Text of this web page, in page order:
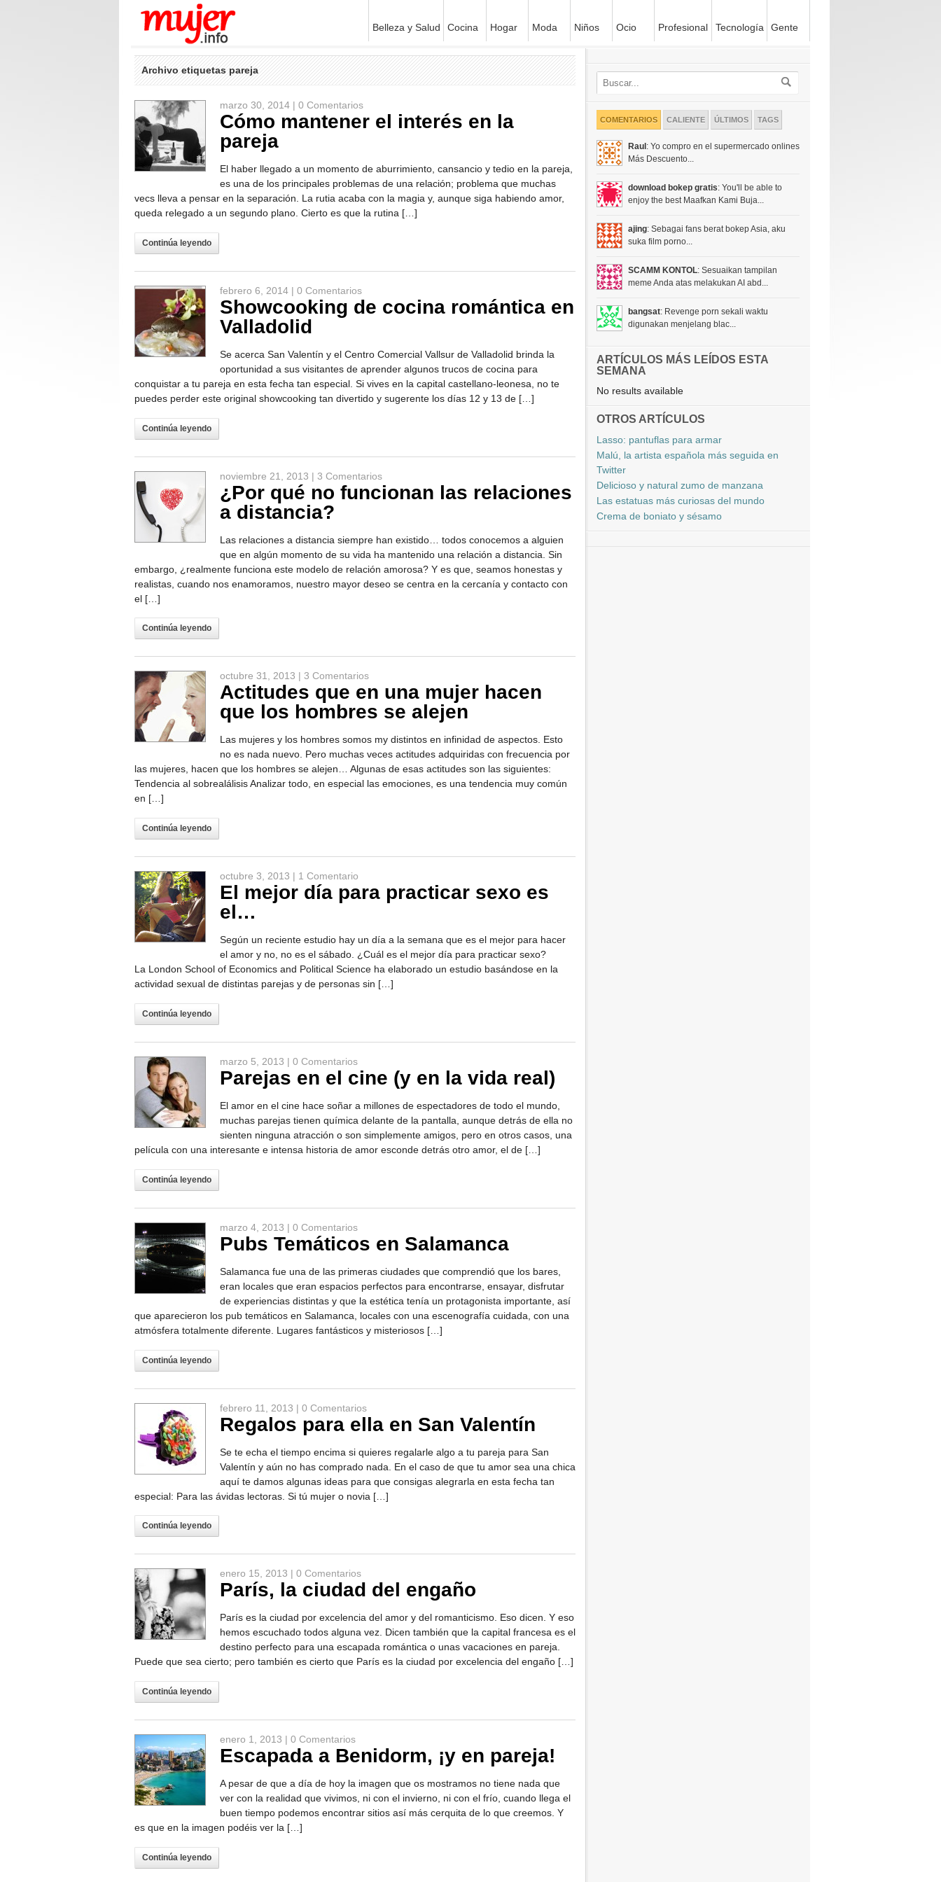
Belleza y Salud Cocina Hogar Moda Niños Ocio Profesional Tecnología Gente
Archivo etiquetas pareja
marzo 30, 2014 | 0 Comentarios
Cómo mantener el interés en la
pareja
El haber llegado a un momento de aburrimiento, cansancio y tedio en la pareja,
es una de los principales problemas de una relación; problema que muchas
vecs lleva a pensar en la separación. La rutia acaba con la magia y, aunque siga habiendo amor,
queda relegado a un segundo plano. Cierto es que la rutina […]
Continúa leyendo
febrero 6, 2014 | 0 Comentarios
Showcooking de cocina romántica en
Valladolid
Se acerca San Valentín y el Centro Comercial Vallsur de Valladolid brinda la
oportunidad a sus visitantes de aprender algunos trucos de cocina para
conquistar a tu pareja en esta fecha tan especial. Si vives en la capital castellano-leonesa, no te
puedes perder este original showcooking tan divertido y sugerente los días 12 y 13 de […]
Continúa leyendo
noviembre 21, 2013 | 3 Comentarios
¿Por qué no funcionan las relaciones
a distancia?
Las relaciones a distancia siempre han existido… todos conocemos a alguien
que en algún momento de su vida ha mantenido una relación a distancia. Sin
embargo, ¿realmente funciona este modelo de relación amorosa? Y es que, seamos honestas y
realistas, cuando nos enamoramos, nuestro mayor deseo se centra en la cercanía y contacto con
el […]
Continúa leyendo
octubre 31, 2013 | 3 Comentarios
Actitudes que en una mujer hacen
que los hombres se alejen
Las mujeres y los hombres somos my distintos en infinidad de aspectos. Esto
no es nada nuevo. Pero muchas veces actitudes adquiridas con frecuencia por
las mujeres, hacen que los hombres se alejen… Algunas de esas actitudes son las siguientes:
Tendencia al sobrealálisis Analizar todo, en especial las emociones, es una tendencia muy común
en […]
Continúa leyendo
octubre 3, 2013 | 1 Comentario
El mejor día para practicar sexo es
el…
Según un reciente estudio hay un día a la semana que es el mejor para hacer
el amor y no, no es el sábado. ¿Cuál es el mejor día para practicar sexo?
La London School of Economics and Political Science ha elaborado un estudio basándose en la
actividad sexual de distintas parejas y de personas sin […]
Continúa leyendo
marzo 5, 2013 | 0 Comentarios
Parejas en el cine (y en la vida real)
El amor en el cine hace soñar a millones de espectadores de todo el mundo,
muchas parejas tienen química delante de la pantalla, aunque detrás de ella no
sienten ninguna atracción o son simplemente amigos, pero en otros casos, una
película con una interesante e intensa historia de amor esconde detrás otro amor, el de […]
Continúa leyendo
marzo 4, 2013 | 0 Comentarios
Pubs Temáticos en Salamanca
Salamanca fue una de las primeras ciudades que comprendió que los bares,
eran locales que eran espacios perfectos para encontrarse, ensayar, disfrutar
de experiencias distintas y que la estética tenía un protagonista importante, así
que aparecieron los pub temáticos en Salamanca, locales con una escenografía cuidada, con una
atmósfera totalmente diferente. Lugares fantásticos y misteriosos […]
Continúa leyendo
febrero 11, 2013 | 0 Comentarios
Regalos para ella en San Valentín
Se te echa el tiempo encima si quieres regalarle algo a tu pareja para San
Valentín y aún no has comprado nada. En el caso de que tu amor sea una chica
aquí te damos algunas ideas para que consigas alegrarla en esta fecha tan
especial: Para las ávidas lectoras. Si tú mujer o novia […]
Continúa leyendo
enero 15, 2013 | 0 Comentarios
París, la ciudad del engaño
París es la ciudad por excelencia del amor y del romanticismo. Eso dicen. Y eso
hemos escuchado todos alguna vez. Dicen también que la capital francesa es el
destino perfecto para una escapada romántica o unas vacaciones en pareja.
Puede que sea cierto; pero también es cierto que París es la ciudad por excelencia del engaño […]
Continúa leyendo
enero 1, 2013 | 0 Comentarios
Escapada a Benidorm, ¡y en pareja!
A pesar de que a día de hoy la imagen que os mostramos no tiene nada que
ver con la realidad que vivimos, ni con el invierno, ni con el frío, cuando llega el
buen tiempo podemos encontrar sitios así más cerquita de lo que creemos. Y
es que en la imagen podéis ver la […]
Continúa leyendo
COMENTARIOS CALIENTE ÚLTIMOS TAGS
Raul : Yo compro en el supermercado onlines
Más Descuento...
download bokep gratis: You'll be able to
enjoy the best Maafkan Kami Buja...
ajing: Sebagai fans berat bokep Asia, aku
suka film porno...
SCAMM KONTOL: Sesuaikan tampilan
meme Anda atas melakukan AI abd...
bangsat: Revenge porn sekali waktu
digunakan menjelang blac...
ARTÍCULOS MÁS LEÍDOS ESTA
SEMANA
No results available
OTROS ARTÍCULOS
Lasso: pantuflas para armar
Malú, la artista española más seguida en
Twitter
Delicioso y natural zumo de manzana
Las estatuas más curiosas del mundo
Crema de boniato y sésamo